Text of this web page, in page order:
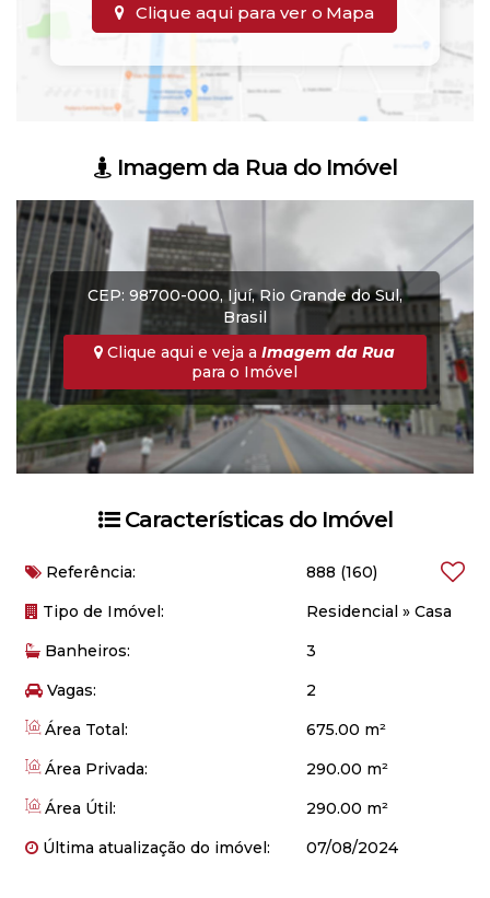
Clique aqui para ver o Mapa
Imagem da Rua do Imóvel
CEP: 98700-000,Ijuí,Rio Grande do Sul,
Brasil
Clique aqui e veja aImagem da Rua
para o Imóvel
Características do Imóvel
Referência: 888 (160)
Tipo de Imóvel:
Residencial » Casa
Banheiros:
3
Vagas:
2
Área Total:
675.00 m²
Área Privada:
290.00 m²
Área Útil:
290.00 m²
Última atualização do imóvel:
07/08/2024